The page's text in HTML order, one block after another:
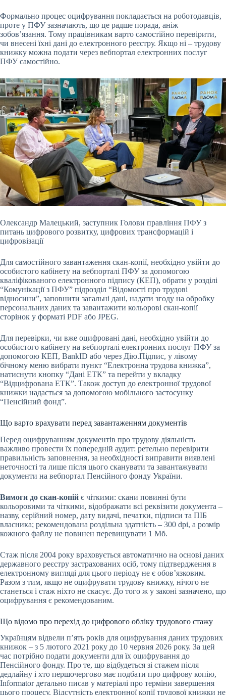
Формально процес оцифрування покладається на роботодавців,
проте у ПФУ зазначають, що це радше порада, аніж
зобов’язання. Тому працівникам варто самостійно перевірити,
чи внесені їхні дані до електронного реєстру. Якщо ні – трудову
книжку можна подати через вебпортал електронних послуг
ПФУ самостійно.
Олександр Малецький, заступник Голови правління ПФУ з
питань цифрового розвитку, цифрових трансформацій і
цифровізації
Для самостійного завантаження скан-копії, необхідно увійти до
особистого кабінету на вебпорталі ПФУ за допомогою
кваліфікованого електронного підпису (КЕП), обрати у розділі
“Комунікації з ПФУ” підрозділ “Відомості про трудові
відносини”, заповнити загальні дані, надати згоду на обробку
персональних даних та завантажити кольорові скан-копії
сторінок у форматі PDF або JPEG.
Для перевірки, чи вже оцифровані дані, необхідно увійти до
особистого кабінету на вебпорталі електронних послуг ПФУ за
допомогою КЕП, BankID або через Дію.Підпис, у лівому
бічному меню вибрати пункт “Електронна трудова книжка”,
натиснути кнопку “Дані ЕТК” та перейти у вкладку
“Відцифрована ЕТК”. Також доступ до електронної трудової
книжки надається за допомогою мобільного застосунку
“Пенсійний фонд”.
Що варто врахувати перед завантаженням документів
Перед оцифруванням документів про трудову діяльність
важливо провести їх попередній аудит: ретельно перевірити
правильність заповнення, за необхідності виправити виявлені
неточності та лише після цього сканувати та завантажувати
документи на вебпортал Пенсійного фонду України.
Вимоги до скан-копій є чіткими: скани повинні бути
кольоровими та чіткими, відображати всі реквізити документа –
назву, серійний номер, дату видачі, печатки, підписи та ПІБ
власника; рекомендована роздільна здатність – 300 dpi, а розмір
кожного файлу не повинен перевищувати 1 Мб.
Стаж після 2004 року враховується автоматично на основі даних
державного реєстру застрахованих осіб, тому підтвердження в
електронному вигляді для цього періоду не є обов’язковим.
Разом з тим, якщо не оцифрувати трудову книжку, нічого не
станеться і стаж ніхто не скасує. До того ж у законі зазначено, що
оцифрування є рекомендованим.
Що відомо про перехід до цифрового обліку трудового стажу
Українцям відвели п’ять років для оцифрування даних трудових
книжок – з 5 лютого 2021 року до 10 червня 2026 року. За цей
час потрібно подати документи для їх оцифрування до
Пенсійного фонду. Про те, що відбудеться зі стажем після
дедлайну і хто першочергово має подбати про цифрову копію,
Informator детально писав у матеріалі про терміни завершення
цього процесу. Відсутність електронної копії трудової книжки не